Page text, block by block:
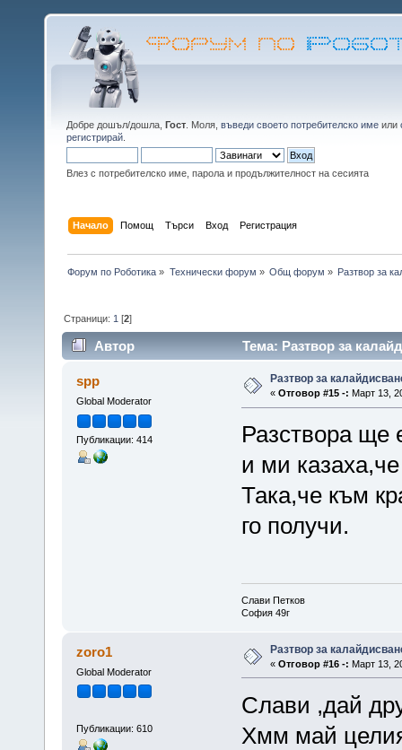
Добре дошъл/дошла, Гост . Моля, въведи своето потребителско име или
регистрирай
Влез с потребителско име, парола и продължителност на сесията
Начало Помощ Търси Вход Регистрация
Форум по Роботика » Технически форум » Общ форум » Разтвор за
Страници: 1 [2]
Автор Тема: Разтвор за
spp
Global Moderator
Публикации: 414
Разтвор за
« Отговор #15 -: Март 13,
Разствора ще
и ми
Така,че към
го получи.
Слави Петков
София 49г
zoro1
Global Moderator
Публикации: 610
Разтвор за
« Отговор #16 -: Март 13,
Слави ,дай
Хмм май